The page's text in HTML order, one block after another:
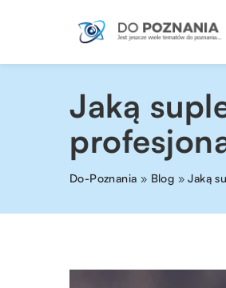
Jaką
Do-Poznania » Blog »Jaką